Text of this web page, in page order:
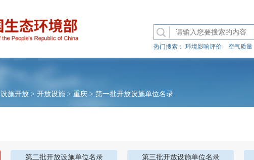
热门搜索： 环境影响评价 空气质量
设施开放 > 开放设施 > 重庆 > 第一批开放设施单位名录
第二批开放设施单位名录 第三批开放设施单位名录